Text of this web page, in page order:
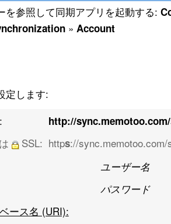
を参照して同期アプリを起動する:
» Account
定します:
http://
SSL: https://
ユーザー名
パスワード
ース名 (URI):